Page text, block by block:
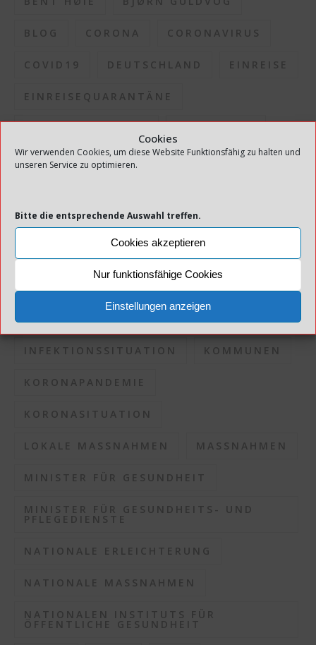
Cookies
Wir verwenden Cookies, um diese Website Funktionsfähig zu halten und
unseren Service zu optimieren.
Bitte die entsprechende Auswahl treffen.
Cookies akzeptieren
Nur funktionsfähige Cookies
Einstellungen anzeigen
BLOG CORONA CORONAVIRUS
COVID19 DEUTSCHLAND EINREISE
EINREISEQUARANTÄNE
FHI GESUNDHEITSDIREKTION
INFEKTION INFEKTIONSAUSBRUCH
INFEKTIONSSITUATION KOMMUNEN
KORONAPANDEMIE
KORONASITUATION
LOKALE MASSNAHMEN MASSNAHMEN
MINISTER FÜR GESUNDHEIT
MINISTER FÜR GESUNDHEITS- UND
PFLEGEDIENSTE
NATIONALE ERLEICHTERUNG
NATIONALE MASSNAHMEN
NATIONALEN INSTITUTS FÜR
ÖFFENTLICHE GESUNDHEIT